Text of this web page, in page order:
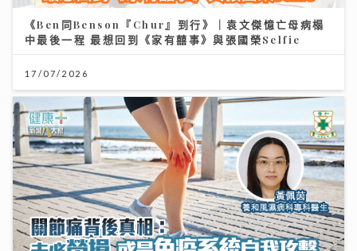
《Ben同Benson『Chur』到行》｜袁文傑憶亡母病榻
中最後一程 最想回到《家有囍事》與張國榮Selfie
17/07/2026